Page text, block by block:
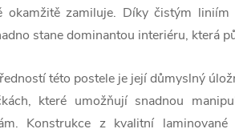
okamžitě zamiluje. Díky čistým
stane dominantou interiéru, která
této postele je její důmyslný
které umožňují snadnou
Konstrukce z kvalitní